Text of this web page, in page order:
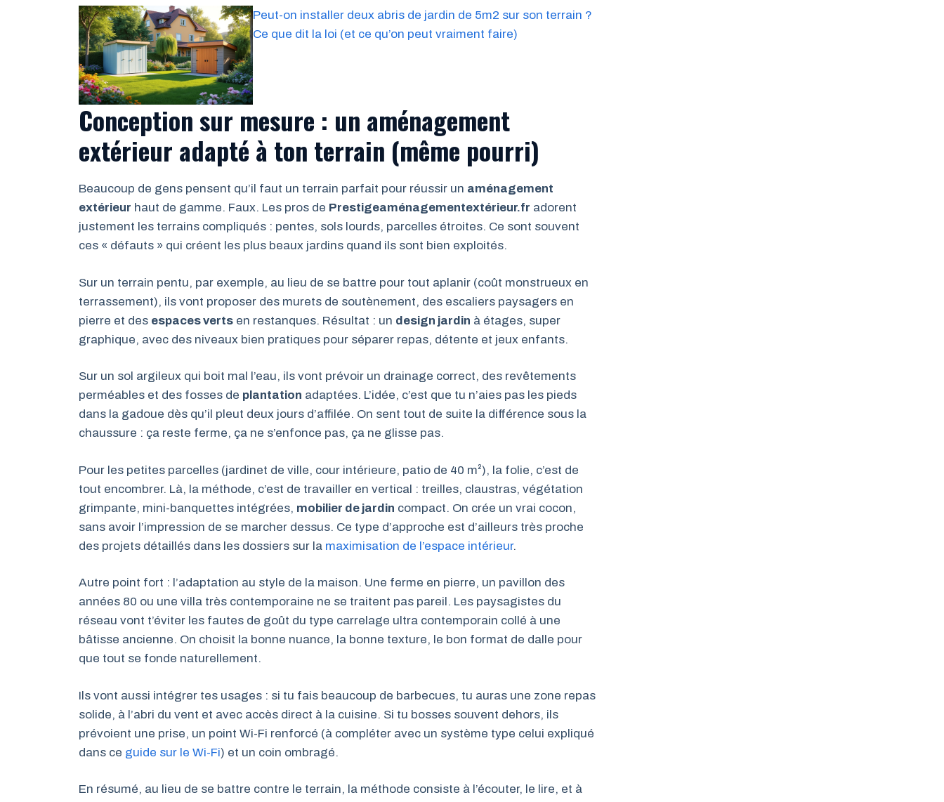
Peut-on installer deux abris de jardin de 5m2 sur son terrain ?
Ce que dit la loi (et ce qu’on peut vraiment faire)
Conception sur mesure : un aménagement
extérieur adapté à ton terrain (même pourri)
Beaucoup de gens pensent qu’il faut un terrain parfait pour réussir un aménagement
extérieur haut de gamme. Faux. Les pros de Prestigeaménagementextérieur.fr adorent
justement les terrains compliqués : pentes, sols lourds, parcelles étroites. Ce sont souvent
ces « défauts » qui créent les plus beaux jardins quand ils sont bien exploités.
Sur un terrain pentu, par exemple, au lieu de se battre pour tout aplanir (coût monstrueux en
terrassement), ils vont proposer des murets de soutènement, des escaliers paysagers en
pierre et des espaces verts en restanques. Résultat : un design jardin à étages, super
graphique, avec des niveaux bien pratiques pour séparer repas, détente et jeux enfants.
Sur un sol argileux qui boit mal l’eau, ils vont prévoir un drainage correct, des revêtements
perméables et des fosses de plantation adaptées. L’idée, c’est que tu n’aies pas les pieds
dans la gadoue dès qu’il pleut deux jours d’affilée. On sent tout de suite la différence sous la
chaussure : ça reste ferme, ça ne s’enfonce pas, ça ne glisse pas.
Pour les petites parcelles (jardinet de ville, cour intérieure, patio de 40 m²), la folie, c’est de
tout encombrer. Là, la méthode, c’est de travailler en vertical : treilles, claustras, végétation
grimpante, mini-banquettes intégrées, mobilier de jardin compact. On crée un vrai cocon,
sans avoir l’impression de se marcher dessus. Ce type d’approche est d’ailleurs très proche
des projets détaillés dans les dossiers sur la maximisation de l’espace intérieur.
Autre point fort : l’adaptation au style de la maison. Une ferme en pierre, un pavillon des
années 80 ou une villa très contemporaine ne se traitent pas pareil. Les paysagistes du
réseau vont t’éviter les fautes de goût du type carrelage ultra contemporain collé à une
bâtisse ancienne. On choisit la bonne nuance, la bonne texture, le bon format de dalle pour
que tout se fonde naturellement.
Ils vont aussi intégrer tes usages : si tu fais beaucoup de barbecues, tu auras une zone repas
solide, à l’abri du vent et avec accès direct à la cuisine. Si tu bosses souvent dehors, ils
prévoient une prise, un point Wi-Fi renforcé (à compléter avec un système type celui expliqué
dans ce guide sur le Wi-Fi) et un coin ombragé.
En résumé, au lieu de se battre contre le terrain, la méthode consiste à l’écouter, le lire, et à